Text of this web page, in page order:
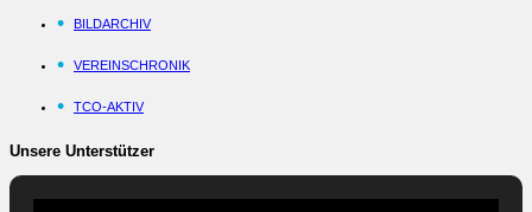
BILDARCHIV
VEREINSCHRONIK
TCO-AKTIV
Unsere Unterstützer